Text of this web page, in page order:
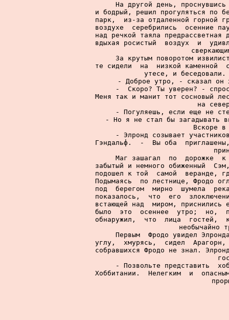
На другой день,
и бодрый, решил прогуляться по
парк,  из-за отдаленной горной
воздухе  серебрились  осенние
над речкой таяла
вдыхая росистый  воздух  и
За крутым поворотом
те сидели  на  низкой каменной
утесе, и беседовали.
- Доброе утро, - сказал он
-  Скоро? Ты уверен? -
Меня так и манит тот сосновый
на
- Погуляешь, если еще не
- Но я не стал бы загадывать
Вскоре в
- Элронд созывает
Гэндальф.  -  Вы оба
Маг зашагал  по  дорожке
забытый и немного обиженный
подошел к той  самой  веранде,
Подымаясь  по лестнице, Фродо
под  берегом  мирно  шумела
показалось,  что  его
встающей над  миром,
было  это  осеннее  утро;  но,
обнаружил,  что  лица  гостей,
необычайно
Первым  Фродо увидел
углу,  хмурясь,  сидел
собравшихся Фродо не знал.
- Позвольте представить
Хоббитании.  Нелегким  и